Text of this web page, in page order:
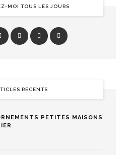
MOI TOUS LES JOURS
RÉCENTS
PETITES MAISONS